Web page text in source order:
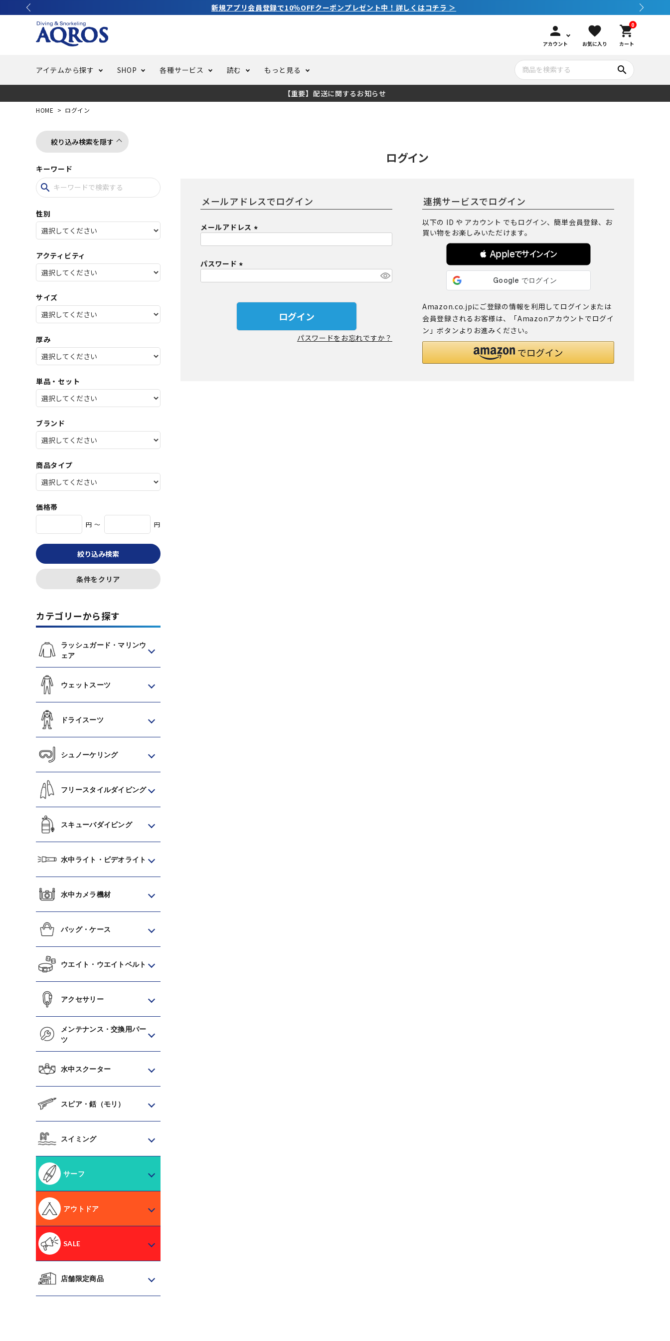
新規アプリ会員登録で10％OFFクーポンプレゼント中！詳しくはコチラ ＞
person
アカウント
favorite
お気に入り
0
shopping_cart
カート
アイテムから探す
ラッシュガード・水着・マリンウェア
フリースタイルダイビング
バッグ・ケース
スイミング アウトドア
SALE 店舗限定商品
SHOP
池袋店／IKEBUKURO
各種サービス
バッテリー交換
読む
ニュース
でしか
もっと見る
ご利用ガイド
LINE ID連携でお買い物が便利に
求人
search
【重要】配送に関するお知らせ
HOME ログイン
絞り込み検索を隠す
キーワード
search
性別
アクティビティ
サイズ
厚み
単品・セット
ブランド
商品タイプ
価格帯
円 ～ 円
絞り込み検索
条件をクリア
カテゴリーから探す
ラッシュガード・マリンウ
ェア
ウェットスーツ
ドライスーツ
シュノーケリング
フリースタイルダイビング
スキューバダイビング
水中ライト・ビデオライト
水中カメラ機材
バッグ・ケース
ウエイト・ウエイトベルト
アクセサリー
メンテナンス・交換用パー
ツ
水中スクーター
スピア・銛（モリ）
スイミング
サーフ
アウトドア
SALE
店舗限定商品
ログイン
メールアドレス
パスワード
ログイン
パスワードをお忘れですか？
連携サービスでログイン
以下の ID や アカウント でもログイン、簡単会員登録、お
買い物をお楽しみいただけます。
 Appleでサインイン
Amazon.co.jpにご登録の情報を利用してログインまたは
会員登録されるお客様は、「Amazonアカウントでログイ
ン」ボタンよりお進みください。